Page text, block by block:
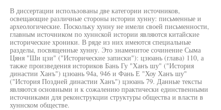
В диссертации использованы две категории источников,
освещающие различные стороны истории хунну: письменные и
археологические. Поскольку хунну не имели своей письменности,
главным источником по хуннской истории являются китайские
исторические хроники. В ряде из них имеются специальные
разделы, посвященные хунну. Это знаменитое сочинение Сыма
Цяня "Ши цзи" ("Исторические записки"): цзюань (глава) 110, а
также произведения историков Бань Гу "Ханъ шу" ("История
династии Ханъ") цзюань 94а, 946 и Фань Е "Хоу Ханъ шу"
("История Поздней династии Ханъ") цзюань 79. Данные тексты
являются основными и к сожалению практически единственными
источниками для реконструкции структуры общества и власти в
хуннском обществе.